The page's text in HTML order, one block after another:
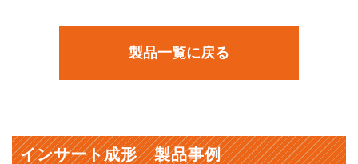
製品一覧に戻る
インサート成形 製品事例